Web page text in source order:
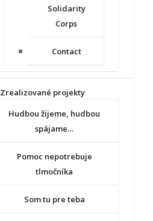
Solidarity
Corps
Contact
Zrealizované projekty
Hudbou žijeme, hudbou
spájame…
Pomoc nepotrebuje
tlmočníka
Som tu pre teba